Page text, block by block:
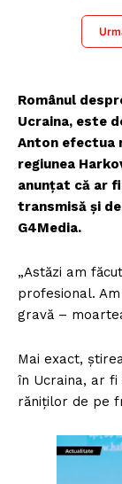
Românul
Ucraina, este
Anton efectua
regiunea
anunțat că ar
transmisă și
G4Media.
„Astăzi am
profesional.
gravă –
Mai exact,
în Ucraina, ar
răniților de pe